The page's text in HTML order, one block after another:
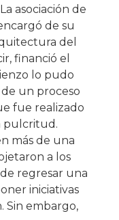
asociación de
de su
del
financió el
lo pudo
un proceso
fue realizado
pulcritud.
más de una
a los
regresar una
iniciativas
Sin embargo,